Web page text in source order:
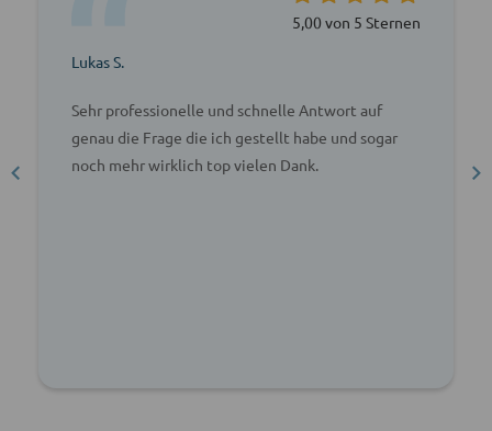
5,00 von 5 Sternen
Lukas S.
Sehr professionelle und schnelle Antwort auf
genau die Frage die ich gestellt habe und sogar
noch mehr wirklich top vielen Dank.